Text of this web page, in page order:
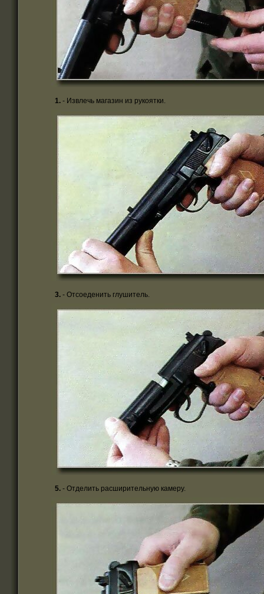
1. - Извлечь магазин из рукоятки.
3. - Отсоеденить глушитель.
5. - Отделить расширительную камеру.